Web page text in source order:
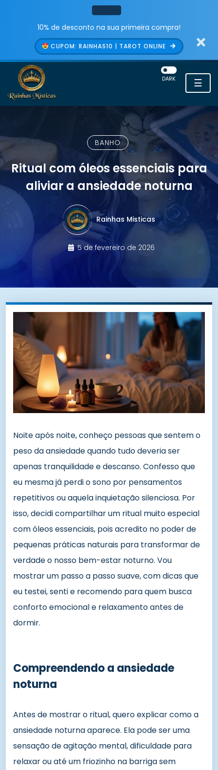
10% de desconto na sua primeira compra!
CUPOM: RAINHAS10 | TAROT ONLINE
☰
DARK
BANHO
Ritual com óleos essenciais para
aliviar a ansiedade noturna
Rainhas Misticas
5 de fevereiro de 2026
Noite após noite, conheço pessoas que sentem o
peso da ansiedade quando tudo deveria ser
apenas tranquilidade e descanso. Confesso que
eu mesma já perdi o sono por pensamentos
repetitivos ou aquela inquietação silenciosa. Por
isso, decidi compartilhar um ritual muito especial
com óleos essenciais, pois acredito no poder de
pequenas práticas naturais para transformar de
verdade o nosso bem-estar noturno. Vou
mostrar um passo a passo suave, com dicas que
eu testei, senti e recomendo para quem busca
conforto emocional e relaxamento antes de
dormir.
Compreendendo a ansiedade
noturna
Antes de mostrar o ritual, quero explicar como a
ansiedade noturna aparece. Ela pode ser uma
sensação de agitação mental, dificuldade para
relaxar ou até um friozinho na barriga sem